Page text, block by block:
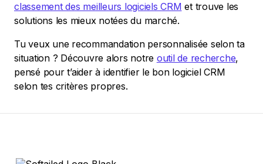
classement des meilleurs logiciels CRM et trouve les
solutions les mieux notées du marché.
Tu veux une recommandation personnalisée selon ta
situation ? Découvre alors notre outil de recherche,
pensé pour t’aider à identifier le bon logiciel CRM
selon tes critères propres.